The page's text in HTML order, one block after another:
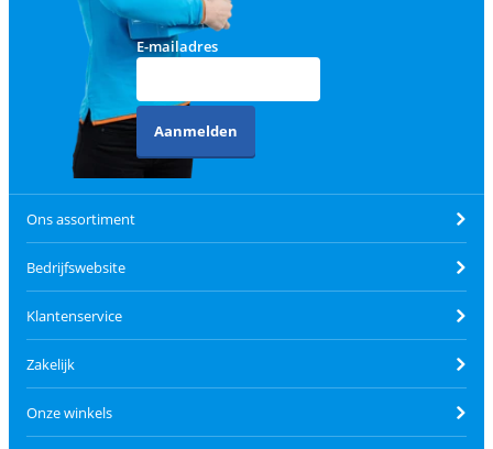
E-mailadres
Aanmelden
Ons assortiment
Bedrijfswebsite
Klantenservice
Zakelijk
Onze winkels